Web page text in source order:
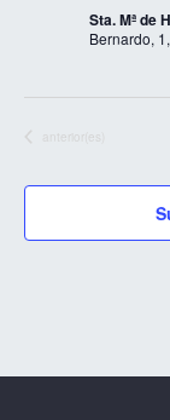
Sta. Mª de
Bernardo,
Eventos
anterior(es)